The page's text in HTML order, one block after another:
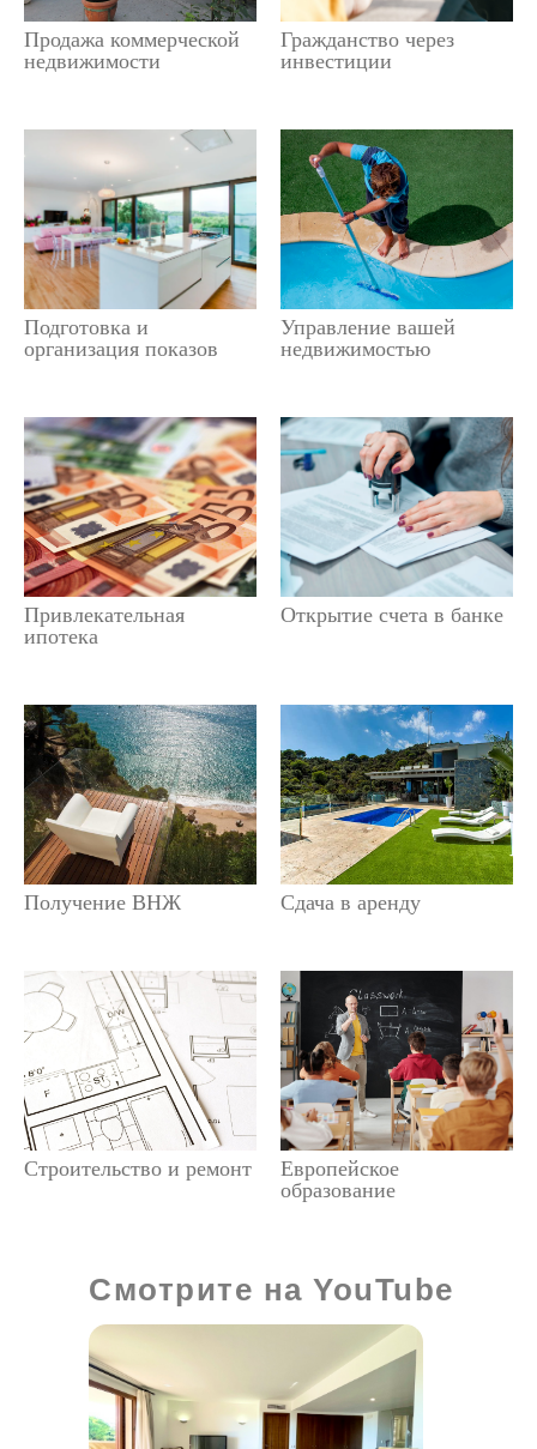
Продажа коммерческой
недвижимости
Гражданство через
инвестиции
Подготовка и
организация показов
Управление вашей
недвижимостью
Привлекательная
ипотека
Открытие счета в банке
Получение ВНЖ Сдача в аренду
Строительство и ремонт
Европейское
образование
Смотрите на YouTube